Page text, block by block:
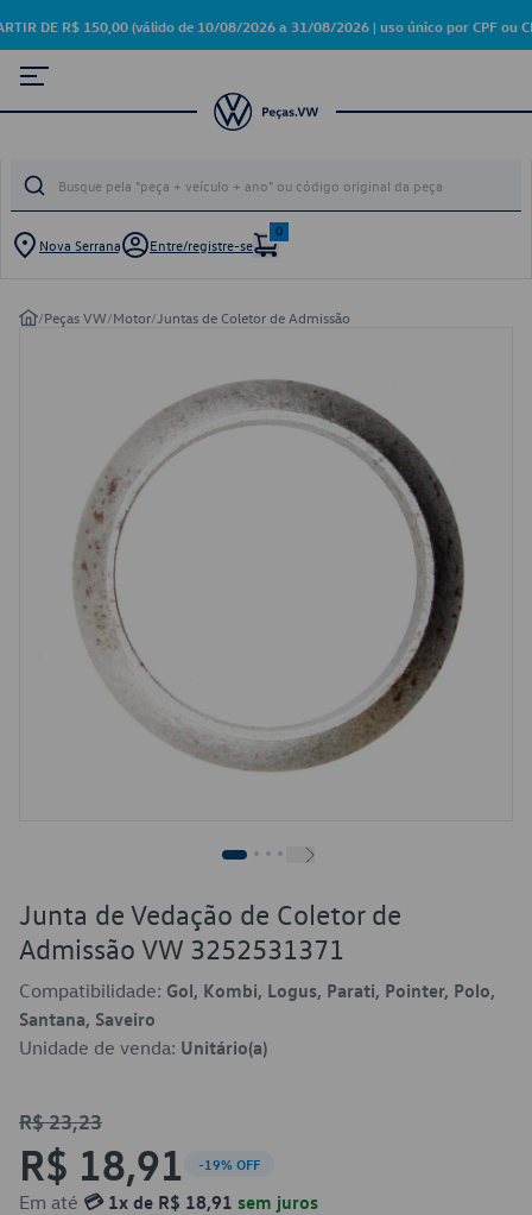
DE R$ 150,00 (válido de 10/08/2026 a 31/08/2026 | uso único por CPF ou
Nova Serrana Entre/registre-se
0
/Peças VW/Motor/ Juntas de Coletor de Admissão
Junta de Vedação de Coletor de
Admissão VW 3252531371
Compatibilidade: Gol, Kombi, Logus, Parati, Pointer, Polo,
Santana, Saveiro
Unidade de venda: Unitário(a)
R$ 23,23
R$ 18,91 -19% OFF
Em até 💳 1x de R$ 18,91 sem juros